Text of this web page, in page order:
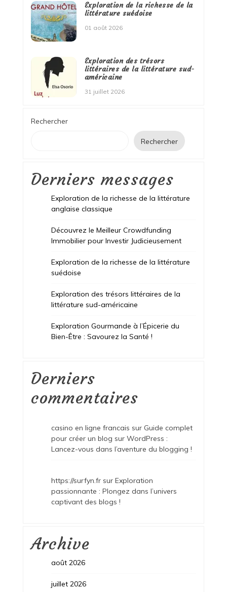
Exploration de la richesse de la
littérature suédoise
01 août 2026
Exploration des trésors
littéraires de la littérature sud-
américaine
31 juillet 2026
Rechercher
Rechercher
Derniers messages
Exploration de la richesse de la littérature
anglaise classique
Découvrez le Meilleur Crowdfunding
Immobilier pour Investir Judicieusement
Exploration de la richesse de la littérature
suédoise
Exploration des trésors littéraires de la
littérature sud-américaine
Exploration Gourmande à l’Épicerie du
Bien-Être : Savourez la Santé !
Derniers
commentaires
casino en ligne francais sur Guide complet
pour créer un blog sur WordPress :
Lancez-vous dans l’aventure du blogging !
https://surfyn.frsur Exploration
passionnante : Plongez dans l’univers
captivant des blogs !
Archive
août 2026
juillet 2026